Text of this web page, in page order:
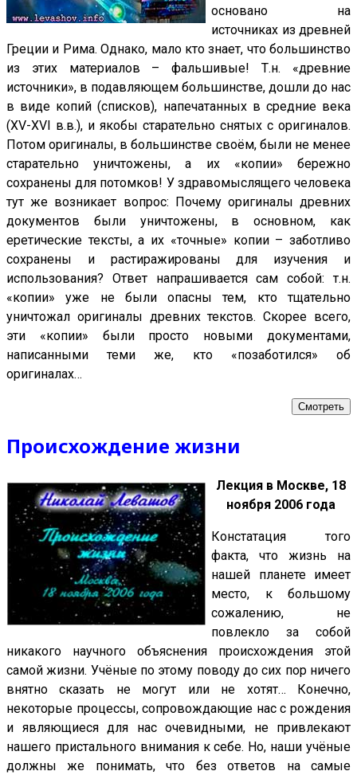
основано на
источниках из древней
Греции и Рима. Однако, мало кто знает, что большинство
из этих материалов – фальшивые! Т.н. «древние
источники», в подавляющем большинстве, дошли до нас
в виде копий (списков), напечатанных в средние века
(XV-XVI в.в.), и якобы старательно снятых с оригиналов.
Потом оригиналы, в большинстве своём, были не менее
старательно уничтожены, а их «копии» бережно
сохранены для потомков! У здравомыслящего человека
тут же возникает вопрос: Почему оригиналы древних
документов были уничтожены, в основном, как
еретические тексты, а их «точные» копии – заботливо
сохранены и растиражированы для изучения и
использования? Ответ напрашивается сам собой: т.н.
«копии» уже не были опасны тем, кто тщательно
уничтожал оригиналы древних текстов. Скорее всего,
эти «копии» были просто новыми документами,
написанными теми же, кто «позаботился» об
оригиналах…
Смотреть
Происхождение жизни
Лекция в Москве, 18
ноября 2006 года
Констатация того
факта, что жизнь на
нашей планете имеет
место, к большому
сожалению, не
повлекло за собой
никакого научного объяснения происхождения этой
самой жизни. Учёные по этому поводу до сих пор ничего
внятно сказать не могут или не хотят… Конечно,
некоторые процессы, сопровождающие нас с рождения
и являющиеся для нас очевидными, не привлекают
нашего пристального внимания к себе. Но, наши учёные
должны же понимать, что без ответов на самые